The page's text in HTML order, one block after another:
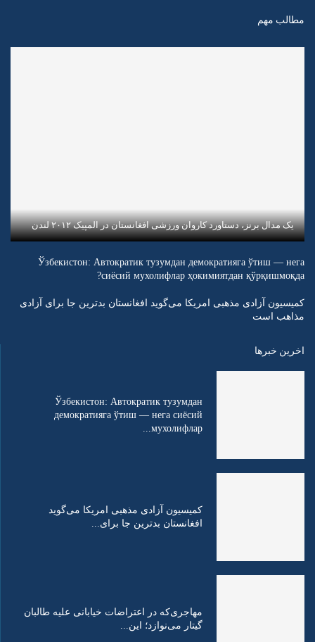
مطالب مهم
یک مدال برنز، دستاورد کاروان ورزشی افغانستان در المپیک ۲۰۱۲ لندن
Ўзбекистон: Автократик тузумдан демократияга ўтиш — нега
сиёсий мухолифлар ҳокимиятдан қўрқишмоқда?
کمیسیون آزادی مذهبی امریکا می‌گوید افغانستان بدترین جا برای آزادی
مذاهب است
اخرین خبرها
Ўзбекистон: Автократик тузумдан
демократияга ўтиш — нега сиёсий
мухолифлар...
کمیسیون آزادی مذهبی امریکا می‌گوید
افغانستان بدترین جا برای...
مهاجری‌که در اعتراضات خیابانی علیه طالبان
گیتار می‌نوازد؛ این...